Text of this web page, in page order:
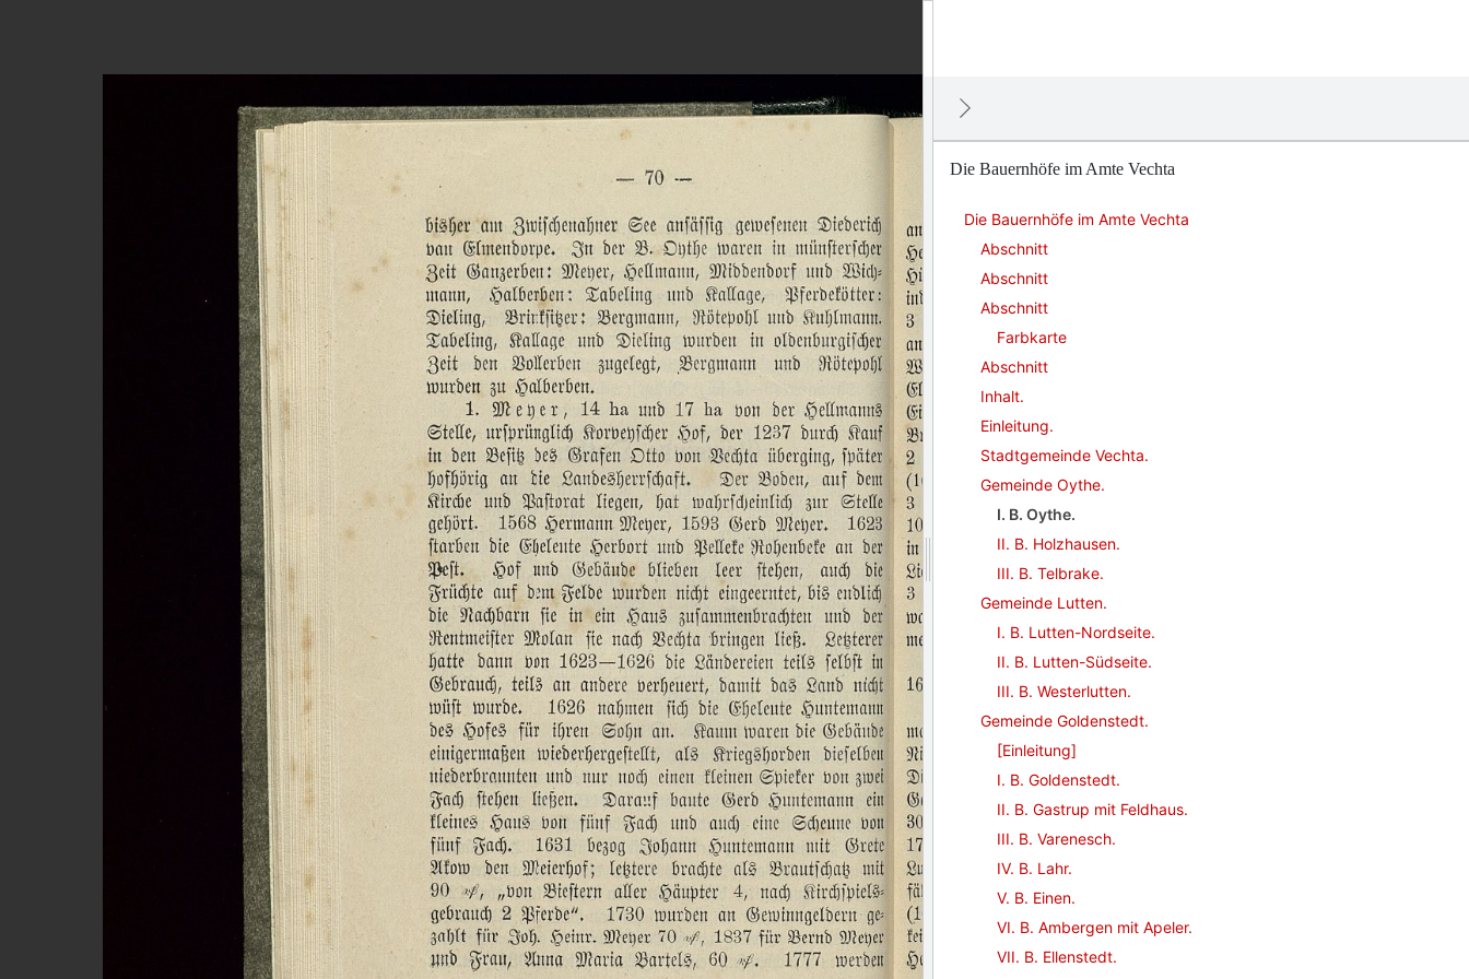
Die Bauernhöfe im Amte Vechta
Die Bauernhöfe im Amte Vechta
Abschnitt
Abschnitt
Abschnitt
Farbkarte
Abschnitt
Inhalt.
Einleitung.
Stadtgemeinde Vechta.
Gemeinde Oythe.
I. B. Oythe.
II. B. Holzhausen.
III. B. Telbrake.
Gemeinde Lutten.
I. B. Lutten-Nordseite.
II. B. Lutten-Südseite.
III. B. Westerlutten.
Gemeinde Goldenstedt.
[Einleitung]
I. B. Goldenstedt.
II. B. Gastrup mit Feldhaus.
III. B. Varenesch.
IV. B. Lahr.
V. B. Einen.
VI. B. Ambergen mit Apeler.
VII. B. Ellenstedt.